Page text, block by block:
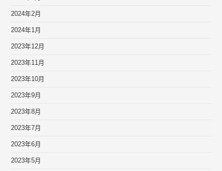
2024年2月
2024年1月
2023年12月
2023年11月
2023年10月
2023年9月
2023年8月
2023年7月
2023年6月
2023年5月